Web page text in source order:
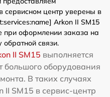
центр уверены в
Arkon II SM15
при оформлении заказа на
связи.
II SM15 выполняется
большого оборудования
В таких случаях
II SM15 в сервис-центр